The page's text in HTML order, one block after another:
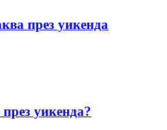
през уикенда
уикенда?